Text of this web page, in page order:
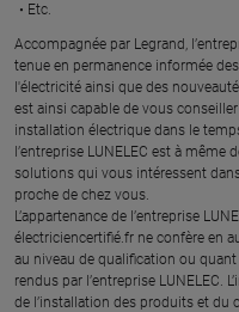
Etc.​
​Accompagnée par Legrand,
tenue en permanence informée
l'électricité ainsi que des
est ainsi capable de vous
installation électrique dans le
l’entreprise LUNELEC est à
solutions qui vous intéressent
proche de chez vous.​
L’appartenance de l’entreprise
électriciencertifié.fr ne confère en
au niveau de qualification ou
rendus par l’entreprise LUNELEC.
de l’installation des produits et du